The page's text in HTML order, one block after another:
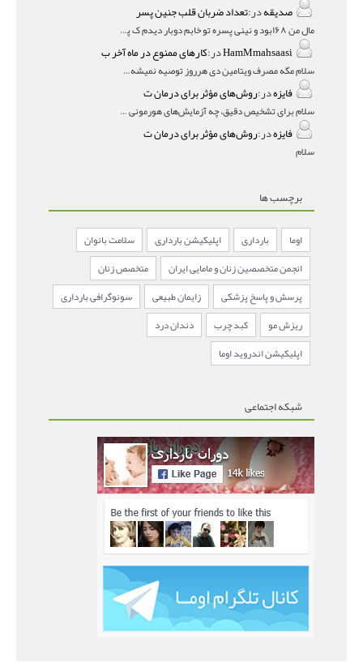
صدیقهدر:تعداد ضربان قلب جنین پسر
مال من ۱۶۸بود و نینی پسره تو خابم دوبار دیدم ک پسره
HamMmahsaasiدر:کارهای ممنوع در ماه آخر ب
سلام مگه مصرف ویتامین دی هرروز توصیه نمیشه؟درمقاله میگه
فایزهدر:روش‌های مؤثر برای درمان ت
سلام برای تشخیص دقیق، چه آزمایش‌های هورمونی و چه سونوگر
فایزهدر:روش‌های مؤثر برای درمان ت
سلام
برچسب ها
اوما بارداری اپلیکیشن بارداری
سلامت بانوان
انجمن متخصصین زنان و مامایی ایران
متخصص زنان
پرسش و پاسخ پزشکی
زایمان طبیعی
سونوگرافی بارداری
ریزش مو
کبد چرب
دندان درد
اپلیکیشن اندروید اوما
شبکه اجتماعی